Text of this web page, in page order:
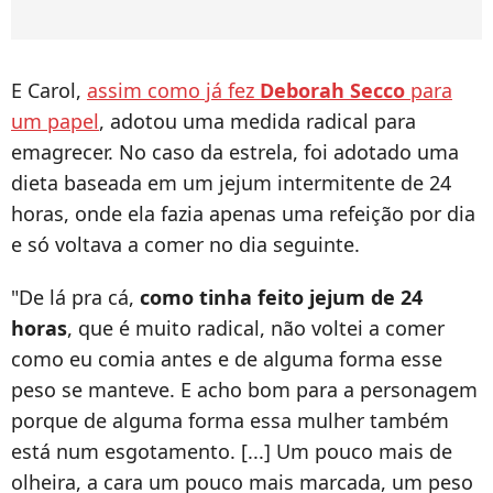
E Carol, assim como já fez Deborah Secco para
um papel, adotou uma medida radical para
emagrecer. No caso da estrela, foi adotado uma
dieta baseada em um jejum intermitente de 24
horas, onde ela fazia apenas uma refeição por dia
e só voltava a comer no dia seguinte.
"De lá pra cá, como tinha feito jejum de 24
horas, que é muito radical, não voltei a comer
como eu comia antes e de alguma forma esse
peso se manteve. E acho bom para a personagem
porque de alguma forma essa mulher também
está num esgotamento. [...] Um pouco mais de
olheira, a cara um pouco mais marcada, um peso